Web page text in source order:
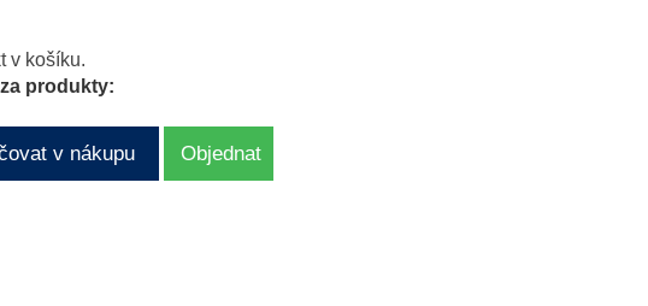
v košíku.
produkty:
v nákupu Objednat